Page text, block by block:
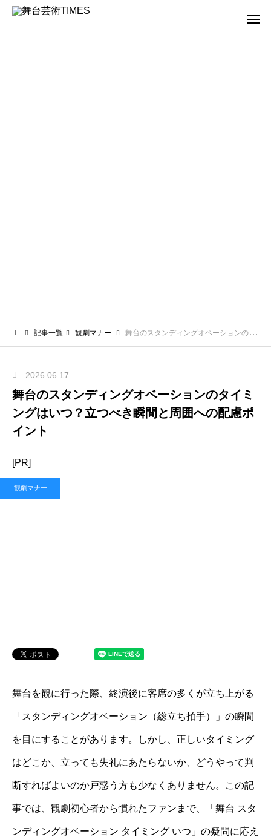
記事一覧 観劇マナー 舞台のスタンディングオベーションのタイミングはいつ？立つべき瞬間と周囲への配慮ポイント
2026.06.17
舞台のスタンディングオベーションのタイミ
ングはいつ？立つべき瞬間と周囲への配慮ポ
イント
[PR]
観劇マナー
舞台を観に行った際、終演後に客席の多くが立ち上がる
「スタンディングオベーション（総立ち拍手）」の瞬間
を目にすることがあります。しかし、正しいタイミング
はどこか、立っても失礼にあたらないか、どうやって判
断すればよいのか戸惑う方も少なくありません。この記
事では、観劇初心者から慣れたファンまで、「舞台 スタ
ンディングオベーション タイミング いつ」の疑問に応え